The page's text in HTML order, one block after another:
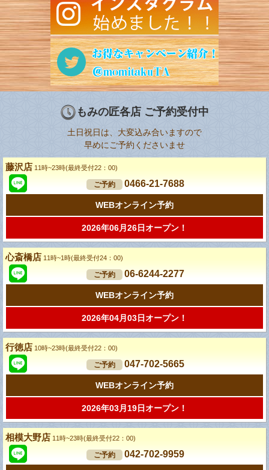
もみの匠各店 ご予約受付中
土日祝日は、大変込み合いますので
早めにご予約くださいませ
藤沢店 11時~23時(最終受付22：00)
ご予約 0466-21-7688
WEBオンライン予約
2026年06月26日オープン！
心斎橋店 11時~1時(最終受付24：00)
ご予約 06-6244-2277
WEBオンライン予約
2026年04月03日オープン！
行徳店 10時~23時(最終受付22：00)
ご予約 047-702-5665
WEBオンライン予約
2026年03月19日オープン！
相模大野店 11時~23時(最終受付22：00)
ご予約 042-702-9959